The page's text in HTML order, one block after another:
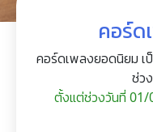
คอร์ด
คอร์ดเพลงยอดนิยม เ
ช่ว
ตั้งแต่ช่วงวันที่